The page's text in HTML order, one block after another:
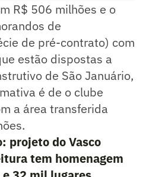
R$ 506 milhões e o
de
de pré-contrato) com
estão dispostas a
de São Januário,
é de o clube
a área transferida
projeto do Vasco
tem homenagem